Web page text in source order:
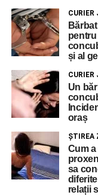
CURIER
și al
CURIER
Un
oraș
ŞTIREA
Cum
sa
relații